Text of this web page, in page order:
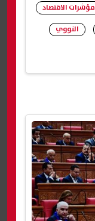
مؤشرات الاقتصاد
النووي